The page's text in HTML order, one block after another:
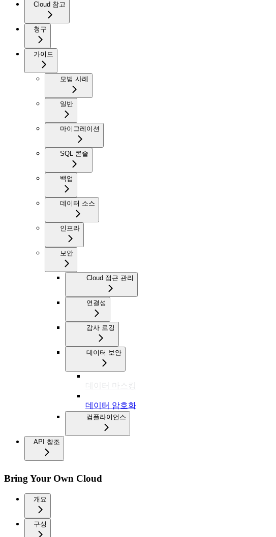
Cloud 참고
청구
가이드
모범 사례
일반
마이그레이션
SQL 콘솔
백업
데이터 소스
인프라
보안
Cloud 접근 관리
연결성
감사 로깅
데이터 보안
데이터 마스킹
데이터 암호화
컴플라이언스
API 참조
Bring Your Own Cloud
개요
구성